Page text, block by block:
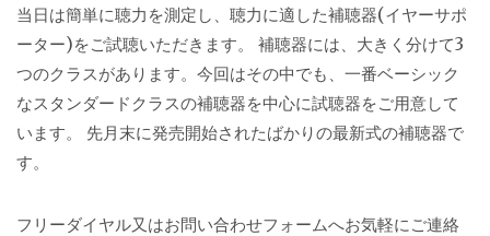
当日は簡単に聴力を測定し、聴力に適した補聴器(イヤーサポ
ーター)をご試聴いただきます。 補聴器には、大きく分けて3
つのクラスがあります。今回はその中でも、一番ベーシック
なスタンダードクラスの補聴器を中心に試聴器をご用意して
います。 先月末に発売開始されたばかりの最新式の補聴器で
す。
フリーダイヤル又はお問い合わせフォームへお気軽にご連絡